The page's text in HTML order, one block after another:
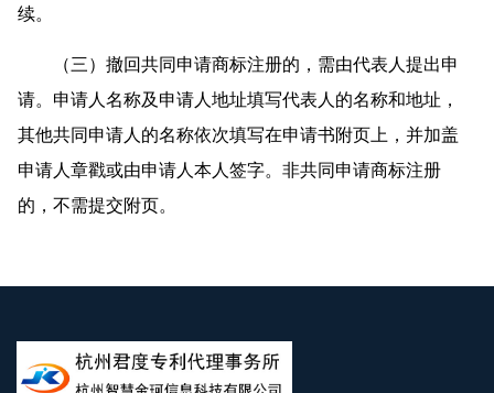
续。
（三）撤回共同申请商标注册的，需由代表人提出申
请。申请人名称及申请人地址填写代表人的名称和地址，
其他共同申请人的名称依次填写在申请书附页上，并加盖
申请人章戳或由申请人本人签字。非共同申请商标注册
的，不需提交附页。